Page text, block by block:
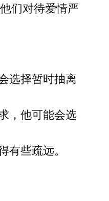
们对待爱情严
选择暂时抽离
，他可能会选
些疏远。